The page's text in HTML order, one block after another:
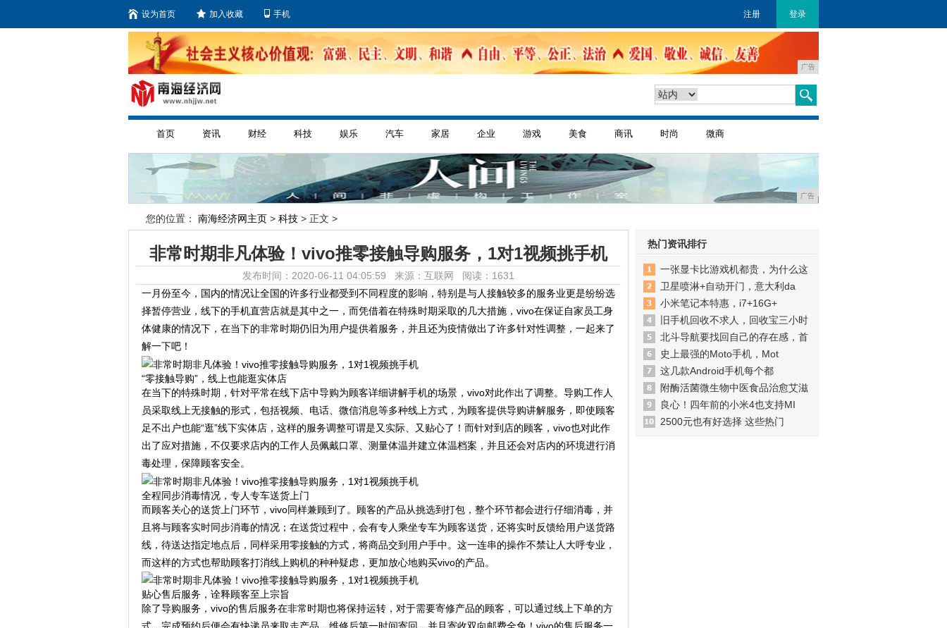
设为首页 加入收藏 手机 注册 登录
广告
首页 资讯 财经 科技 娱乐 汽车 家居 企业 游戏 美食 商讯 时尚 微商
广告
您的位置： 南海经济网主页 > 科技 > 正文 >
非常时期非凡体验！vivo推零接触导购服务，1对1视频挑手机
发布时间：2020-06-11 04:05:59 来源：互联网 阅读：1631
一月份至今，国内的情况让全国的许多行业都受到不同程度的影响，特别是与人接触较多的服务业更是纷纷选
择暂停营业，线下的手机直营店就是其中之一，而凭借着在特殊时期采取的几大措施，vivo在保证自家员工身
体健康的情况下，在当下的非常时期仍旧为用户提供着服务，并且还为疫情做出了许多针对性调整，一起来了
解一下吧！
“零接触导购”，线上也能逛实体店
在当下的特殊时期，针对平常在线下店中导购为顾客详细讲解手机的场景，vivo对此作出了调整。导购工作人
员采取线上无接触的形式，包括视频、电话、微信消息等多种线上方式，为顾客提供导购讲解服务，即使顾客
足不出户也能“逛”线下实体店，这样的服务调整可谓是又实际、又贴心了！而针对到店的顾客，vivo也对此作
出了应对措施，不仅要求店内的工作人员佩戴口罩、测量体温并建立体温档案，并且还会对店内的环境进行消
毒处理，保障顾客安全。
全程同步消毒情况，专人专车送货上门
而顾客关心的送货上门环节，vivo同样兼顾到了。顾客的产品从挑选到打包，整个环节都会进行仔细消毒，并
且将与顾客实时同步消毒的情况；在送货过程中，会有专人乘坐专车为顾客送货，还将实时反馈给用户送货路
线，待送达指定地点后，同样采用零接触的方式，将商品交到用户手中。这一连串的操作不禁让人大呼专业，
而这样的方式也帮助顾客打消线上购机的种种疑虑，更加放心地购买vivo的产品。
贴心售后服务，诠释顾客至上宗旨
除了导购服务，vivo的售后服务在非常时期也将保持运转，对于需要寄修产品的顾客，可以通过线上下单的方
热门资讯排行
一张显卡比游戏机都贵，为什么这
卫星喷淋+自动开门，意大利da
小米笔记本特惠，i7+16G+
旧手机回收不求人，回收宝三小时
北斗导航要找回自己的存在感，首
史上最强的Moto手机，Mot
这几款Android手机每个都
附酶活菌微生物中医食品治愈艾滋
良心！四年前的小米4也支持MI
2500元也有好选择 这些热门